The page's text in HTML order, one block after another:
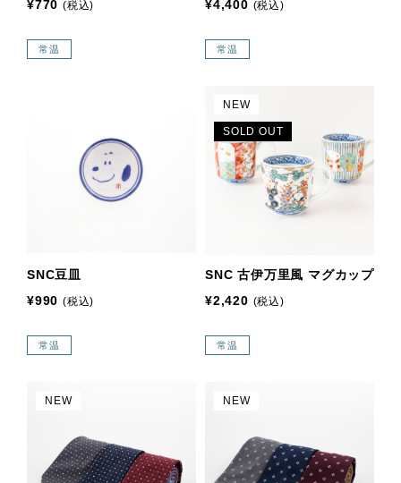
¥770 (税込)
常温
¥4,400 (税込)
常温
SNC豆皿
¥990 (税込)
常温
NEW
SOLD OUT
SNC 古伊万里風 マグカップ
¥2,420 (税込)
常温
NEW NEW